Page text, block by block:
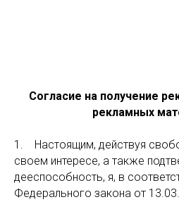
Согласие на получение
рекламных
1. Настоящим, действуя
своем интересе, а также
дееспособность, я, в
Федерального закона от